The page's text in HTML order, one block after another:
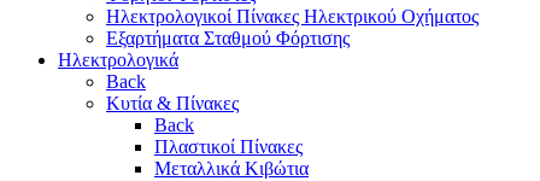
Ηλεκτρολογικοί Πίνακες Ηλεκτρικού Οχήματος
Εξαρτήματα Σταθμού Φόρτισης
Ηλεκτρολογικά
Back
Κυτία & Πίνακες
Back
Πλαστικοί Πίνακες
Μεταλλικά Κιβώτια